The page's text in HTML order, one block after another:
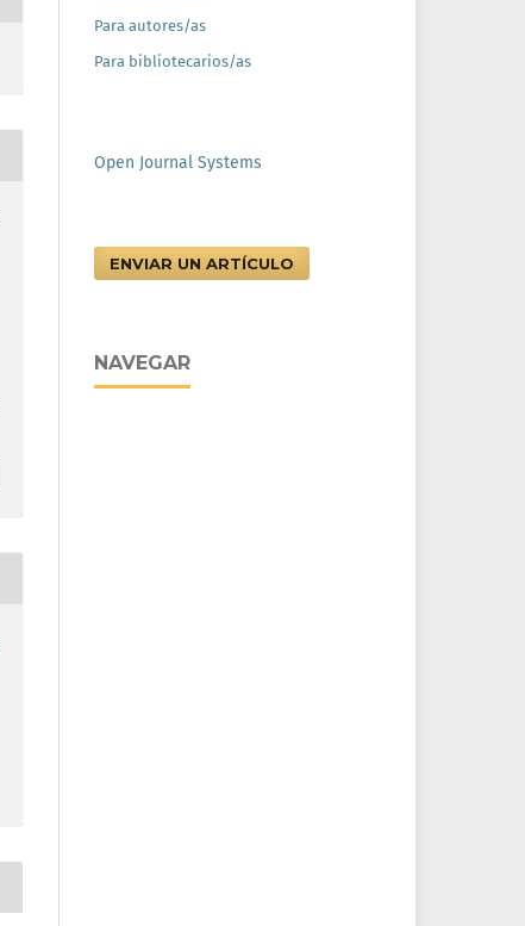
Para autores/as
Para bibliotecarios/as
Open Journal Systems
ENVIAR UN ARTÍCULO
NAVEGAR